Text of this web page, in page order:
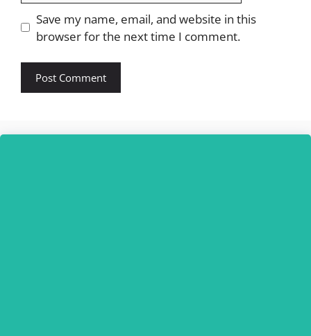
Website
Save my name, email, and website in this
browser for the next time I comment.